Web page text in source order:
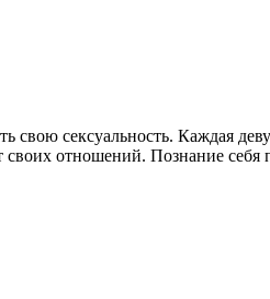
свою сексуальность. Каждая
отношений. Познание